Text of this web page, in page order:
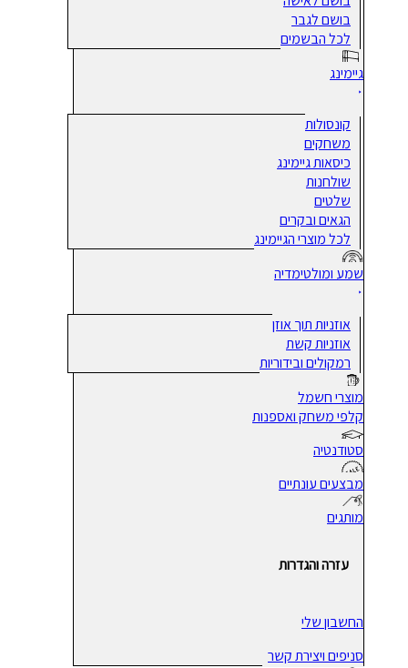
בושם לגבר
לכל הבשמים
גיימינג
קונסולות
משחקים
כיסאות גיימינג
שולחנות
שלטים
הגאים ובקרים
לכל מוצרי הגיימינג
שמע ומולטימדיה
אוזניות תוך אוזן
אוזניות קשת
רמקולים ובידוריות
מוצרי חשמל
קלפי משחק ואספנות
סטודנטיה
מבצעים עונתיים
מותגים
עזרה והגדרות
החשבון שלי
סניפים ויצירת קשר